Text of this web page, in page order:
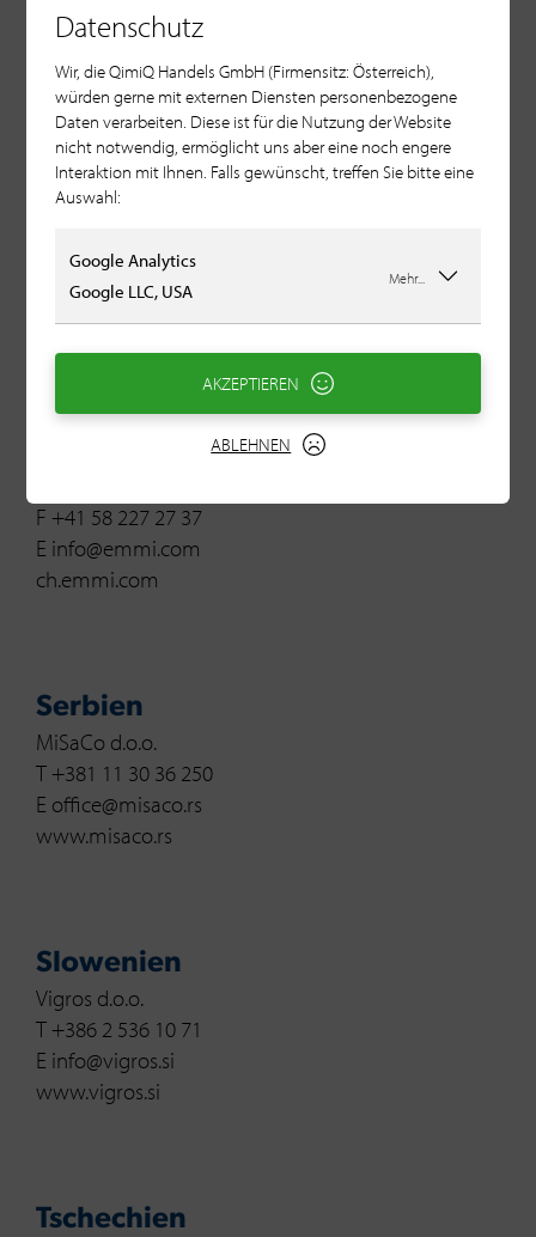
E gpf@xnet.ro
Schweden
PerMelA
adam@permela.com
T +46 70 7601108
Schweiz
F +41 58 227 27 37
E info@emmi.com
ch.emmi.com
Serbien
MiSaCo d.o.o.
T +381 11 30 36 250
E office@misaco.rs
www.misaco.rs
Slowenien
Vigros d.o.o.
T +386 2 536 10 71
E info@vigros.si
www.vigros.si
Tschechien
Datenschutz
Wir, die QimiQ Handels GmbH (Firmensitz: Österreich),
würden gerne mit externen Diensten personenbezogene
Daten verarbeiten. Diese ist für die Nutzung der Website
nicht notwendig, ermöglicht uns aber eine noch engere
Interaktion mit Ihnen. Falls gewünscht, treffen Sie bitte eine
Auswahl:
Google Analytics
Google LLC, USA
Mehr...
ABLEHNEN
AKZEPTIEREN